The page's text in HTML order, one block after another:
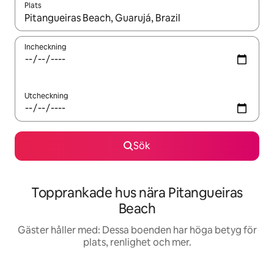
Plats
När resultaten är tillgängliga kan du navigera med upp- och
Incheckning
Utcheckning
Sök
Topprankade hus nära Pitangueiras
Beach
Gäster håller med: Dessa boenden har höga betyg för
plats, renlighet och mer.